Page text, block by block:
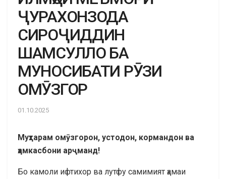
ҶУРАХОНЗОДА
СИРОҶИДДИН
ШАМСУЛЛО БА
МУНОСИБАТИ РӮЗИ
ОМӮЗГОР
01.10.2025
Муҳтарам омӯзгорон, устодон, кормандон ва
ҳамкасбони арҷманд!
Бо камоли ифтихор ва лутфу самимият ҳамаи